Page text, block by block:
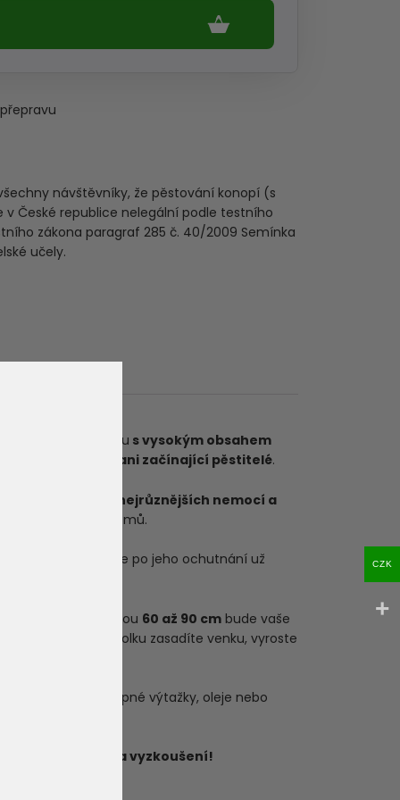
návštěvníky, že pěstování konopí (s
v České republice nelegální podle testního
zákona paragraf 285 č. 40/2009 Semínka
učely.
novou rostlinu s vysokým obsahem
žádné problémy ani začínající pěstitelé.
pomůže s léčbou nejrůznějších nemocí a
zdravotních problémů.
tak chutný lék, že po jeho ochutnání už
indika. S výškou 60 až 90 cm bude vaše
si tuto léčivou holku zasadíte venku, vyroste
nejrůznější konopné výtažky, oleje nebo
rozhodně stojí za vyzkoušení!
CZK